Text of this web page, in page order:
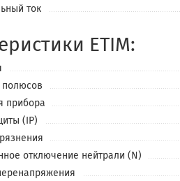
ток
ETIM:
полюсов
прибора
(IP)
отключение нейтрали (N)